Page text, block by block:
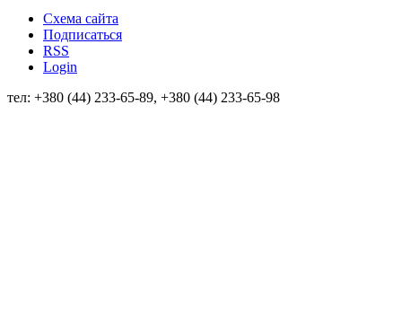
Схема сайта
Подписаться
RSS
Login
тел: +380 (44) 233-65-89, +380 (44) 233-65-98